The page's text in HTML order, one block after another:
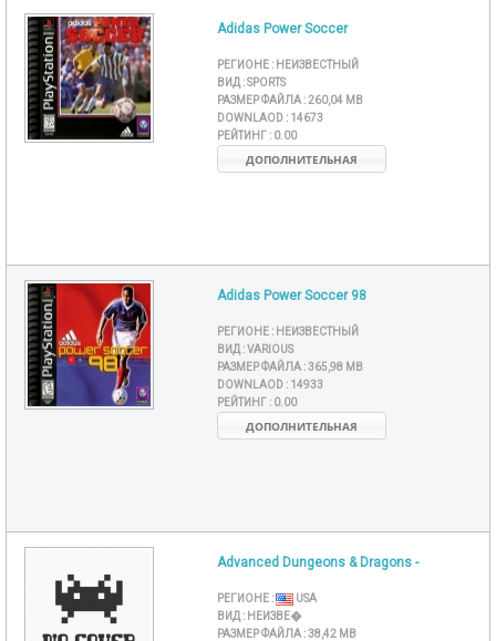
Adidas Power Soccer
РЕГИОНЕ : НЕИЗВЕСТНЫЙ
ВИД :SPORTS
РАЗМЕР ФАЙЛА :260,04 MB
DOWNLAOD : 14673
РЕЙТИНГ : 0.00
ДОПОЛНИТЕЛЬНАЯ
Adidas Power Soccer 98
РЕГИОНЕ : НЕИЗВЕСТНЫЙ
ВИД :VARIOUS
РАЗМЕР ФАЙЛА :365,98 MB
DOWNLAOD : 14933
РЕЙТИНГ : 0.00
ДОПОЛНИТЕЛЬНАЯ
Advanced Dungeons & Dragons -
РЕГИОНЕ :
USA
ВИД : НЕИЗВЕ�
РАЗМЕР ФАЙЛА :38,42 MB